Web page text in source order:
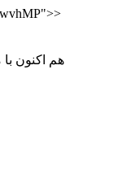
هم اکنون با